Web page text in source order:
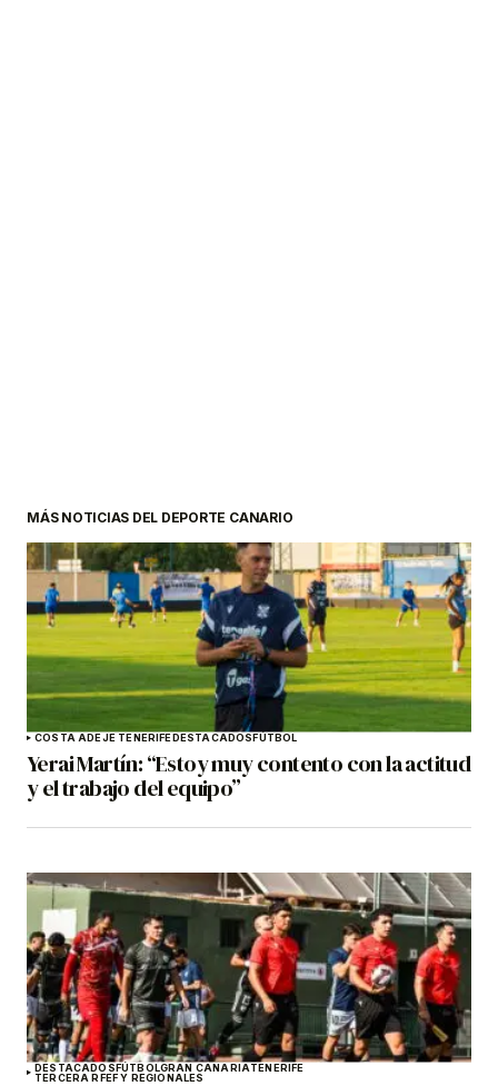
MÁS NOTICIAS DEL DEPORTE CANARIO
COSTA ADEJE TENERIFEDESTACADOSFÚTBOL
Yerai Martín: “Estoy muy contento con la actitud
y el trabajo del equipo”
DESTACADOSFÚTBOLGRAN CANARIATENERIFE
TERCERA RFEF Y REGIONALES